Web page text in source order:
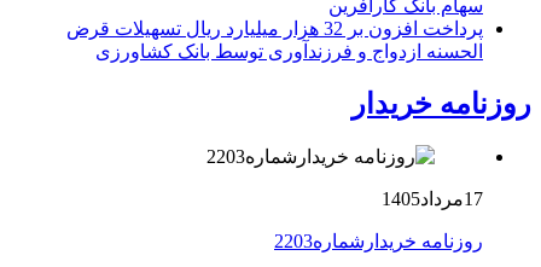
سهام بانک کارآفرین
پرداخت افزون بر 32 هزار میلیارد ریال تسهیلات قرض
الحسنه ازدواج و فرزندآوری توسط بانک کشاورزی
روزنامه خریدار
17مرداد1405
روزنامه خریدارشماره2203